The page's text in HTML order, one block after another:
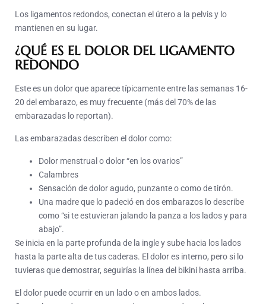
Los ligamentos redondos, conectan el útero a la pelvis y lo
mantienen en su lugar.
¿QUÉ ES EL DOLOR DEL LIGAMENTO
REDONDO
Este es un dolor que aparece típicamente entre las semanas 16-
20 del embarazo, es muy frecuente (más del 70% de las
embarazadas lo reportan).
Las embarazadas describen el dolor como:
Dolor menstrual o dolor “en los ovarios”
Calambres
Sensación de dolor agudo, punzante o como de tirón.
Una madre que lo padeció en dos embarazos lo describe
como “si te estuvieran jalando la panza a los lados y para
abajo”.
Se inicia en la parte profunda de la ingle y sube hacia los lados
hasta la parte alta de tus caderas. El dolor es interno, pero si lo
tuvieras que demostrar, seguirías la línea del bikini hasta arriba.
El dolor puede ocurrir en un lado o en ambos lados.